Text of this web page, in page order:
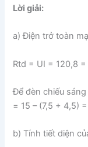
Lời giải:
a) Điện trở toàn
Rtd = UI = 120,8 =
Để đèn chiếu
= 15 – (7,5 + 4,5)
b) Tính tiết diện